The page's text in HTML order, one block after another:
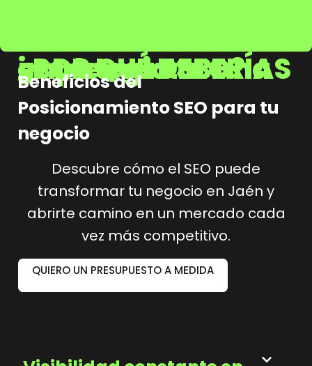
¿POR QUÉ DEBERÍAS implementar una estrategia SEO?
Beneficios del
Posicionamiento SEO para tu
negocio
Descubre cómo el SEO puede
transformar tu negocio en Jaén y
abrirte camino en un mercado cada
vez más competitivo.
QUIERO UN PRESUPUESTO A MEDIDA